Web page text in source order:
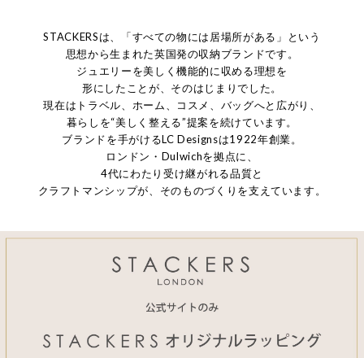
STACKERSは、「すべての物には居場所がある」という
思想から生まれた英国発の収納ブランドです。
ジュエリーを美しく機能的に収める理想を
形にしたことが、そのはじまりでした。
現在はトラベル、ホーム、コスメ、バッグへと広がり、
暮らしを“美しく整える”提案を続けています。
ブランドを手がけるLC Designsは1922年創業。
ロンドン・Dulwichを拠点に、
4代にわたり受け継がれる品質と
クラフトマンシップが、そのものづくりを支えています。